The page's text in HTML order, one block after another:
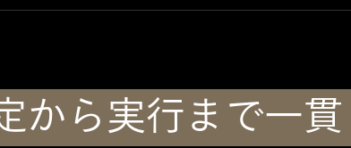
から実行まで一